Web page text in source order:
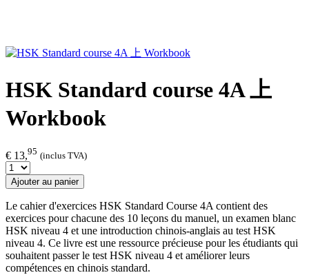
HSK Standard course 4A 上
Workbook
€ 13, 95 (inclus TVA)
Ajouter au panier
Le cahier d'exercices HSK Standard Course 4A contient des
exercices pour chacune des 10 leçons du manuel, un examen blanc
HSK niveau 4 et une introduction chinois-anglais au test HSK
niveau 4. Ce livre est une ressource précieuse pour les étudiants qui
souhaitent passer le test HSK niveau 4 et améliorer leurs
compétences en chinois standard.